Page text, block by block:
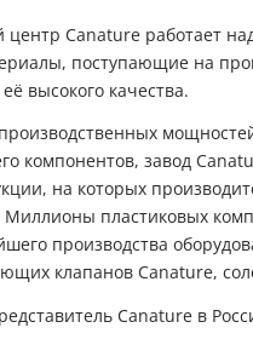
центр Canature работает
поступающие на
высокого качества.
компонентов, завод
на которых
пластиковых
производства
клапанов Canature,